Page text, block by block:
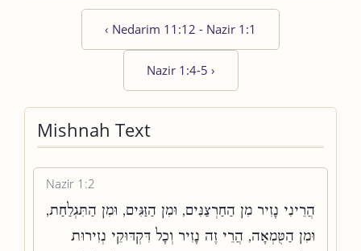
‹ Nedarim 11:12 - Nazir 1:1
Nazir 1:4-5 ›
Mishnah Text
Nazir 1:2
הֲרֵינִי נָזִיר מִן הַחַרְצַנִּים, וּמִן הַזַּגִּים, וּמִן הַתִּגְלַחַת,
וּמִן הַטֻּמְאָה, הֲרֵי זֶה נָזִיר וְכָל דִּקְדּוּקֵי נְזִירוּת